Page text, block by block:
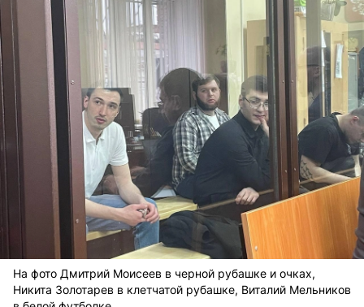
На фото Дмитрий Моисеев в черной рубашке и очках,
Никита Золотарев в клетчатой рубашке, Виталий Мельников